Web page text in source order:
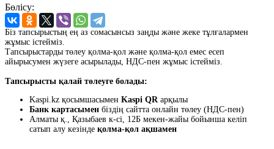
Бөлісу:
Біз тапсырыстың ең аз сомасынсыз заңды және жеке тұлғалармен
жұмыс істейміз.
Тапсырыстарды төлеу қолма-қол және қолма-қол емес есеп
айырысумен жүзеге асырылады, НДС-пен жұмыс істейміз.
Тапсырысты қалай төлеуге болады:
Kaspi.kz қосымшасымен Kaspi QRарқылы
Банк картасымен біздің сайтта онлайн төлеу (НДС-пен)
Алматы қ., Қазыбаев к-сі, 12Б мекен-жайы бойынша келіп
сатып алу кезінде қолма-қол ақшамен